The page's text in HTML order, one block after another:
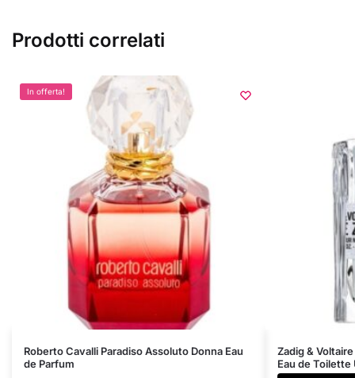
Prodotti correlati
In offerta!
Roberto Cavalli Paradiso Assoluto Donna Eau
de Parfum
Questo
prodotto
Zadig &
Eau de Toilette